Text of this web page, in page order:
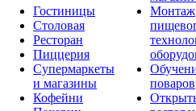
Гостиницы
Столовая
Ресторан
Пиццерия
Супермаркеты
и магазины
Кофейни
Монтаж
поваров